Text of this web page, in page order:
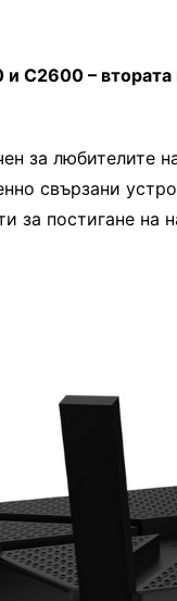
C2600 – втората
за любителите
свързани
за постигане